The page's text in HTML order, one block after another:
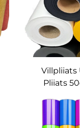
Pliiats